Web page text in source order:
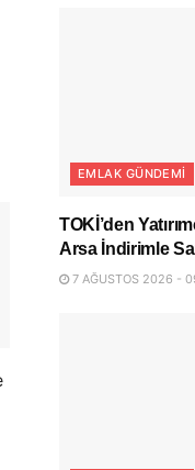
EMLAK GÜNDEMI
TOKİ’den
Arsa İndirimle
7 AĞUSTOS 2026 -